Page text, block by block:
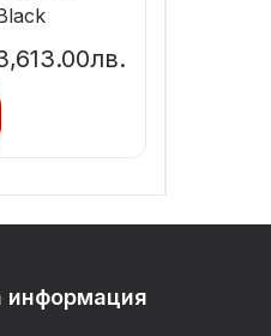
информация